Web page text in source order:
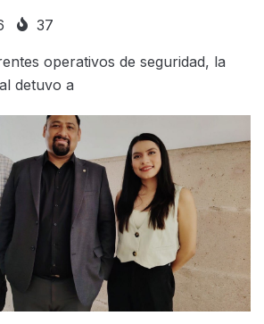
37
operativos de seguridad, la
detuvo a